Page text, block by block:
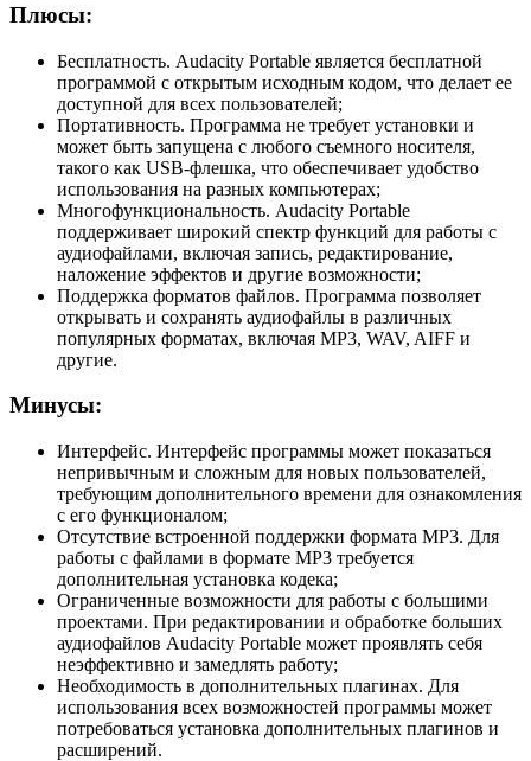
Плюсы:
Бесплатность. Audacity Portable является бесплатной
программой с открытым исходным кодом, что делает ее
доступной для всех пользователей;
Портативность. Программа не требует установки и
может быть запущена с любого съемного носителя,
такого как USB-флешка, что обеспечивает удобство
использования на разных компьютерах;
Многофункциональность. Audacity Portable
поддерживает широкий спектр функций для работы с
аудиофайлами, включая запись, редактирование,
наложение эффектов и другие возможности;
Поддержка форматов файлов. Программа позволяет
открывать и сохранять аудиофайлы в различных
популярных форматах, включая MP3, WAV, AIFF и
другие.
Минусы:
Интерфейс. Интерфейс программы может показаться
непривычным и сложным для новых пользователей,
требующим дополнительного времени для ознакомления
с его функционалом;
Отсутствие встроенной поддержки формата MP3. Для
работы с файлами в формате MP3 требуется
дополнительная установка кодека;
Ограниченные возможности для работы с большими
проектами. При редактировании и обработке больших
аудиофайлов Audacity Portable может проявлять себя
неэффективно и замедлять работу;
Необходимость в дополнительных плагинах. Для
использования всех возможностей программы может
потребоваться установка дополнительных плагинов и
расширений.